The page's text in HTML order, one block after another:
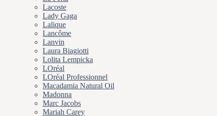
Lacoste
Lady Gaga
Lalique
Lancôme
Lanvin
Laura Biagiotti
Lolita Lempicka
LOréal
LOréal Professionnel
Macadamia Natural Oil
Madonna
Marc Jacobs
Mariah Carey